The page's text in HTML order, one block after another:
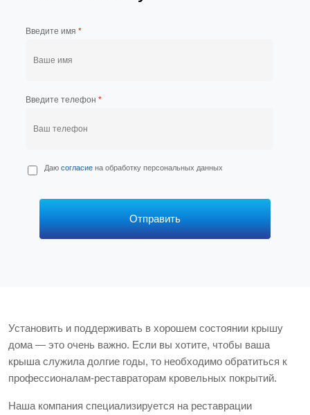
Введите имя *
Введите телефон *
П
е
Даю согласиена обработку персональных данных
Отправить
Установить и поддерживать в хорошем состоянии крышу
дома — это очень важно. Если вы хотите, чтобы ваша
крыша служила долгие годы, то необходимо обратиться к
профессионалам-реставраторам кровельных покрытий.
Наша компания специализируется на реставрации